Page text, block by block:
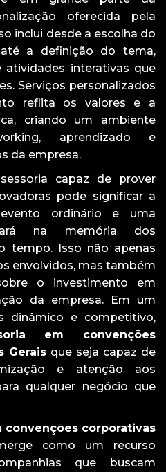
oferecida pela
inclui desde a escolha do
a definição do tema,
atividades interativas que
Serviços personalizados
reflita os valores e a
criando um ambiente
aprendizado e
da empresa.
capaz de prover
pode significar a
ordinário e uma
na memória dos
tempo. Isso não apenas
envolvidos, mas também
o investimento em
da empresa. Em um
dinâmico e competitivo,
em convenções
Gerais que seja capaz de
e atenção aos
qualquer negócio que
convenções corporativas
como um recurso
que buscam